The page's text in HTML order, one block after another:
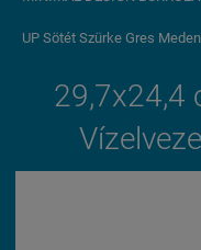
UP Sötét Szürke Gres
29,7x24,4